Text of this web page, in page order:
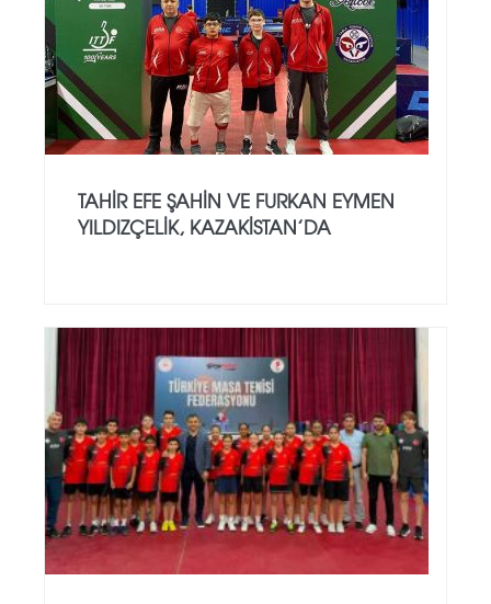
TAHIR EFE ŞAHIN VE FURKAN EYMEN
YILDIZÇELIK, KAZAKISTAN’DA